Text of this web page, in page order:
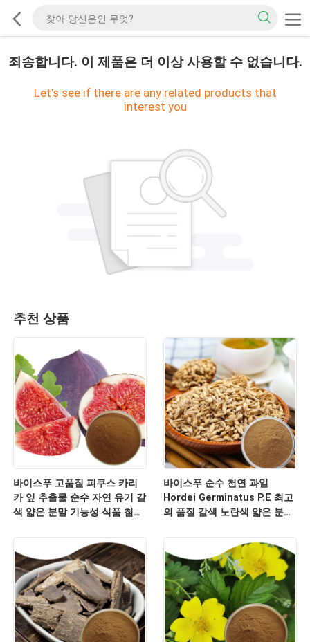
죄송합니다. 이 제품은 더 이상 사용할 수 없습니다.
Let's see if there are any related products that
interest you
추천 상품
바이스푸 고품질 피쿠스 카리
카 잎 추출물 순수 자연 유기 갈
색 얇은 분말 기능성 식품 첨가
바이스푸 순수 천연 과일
Hordei Germinatus P.E 최고
의 품질 갈색 노란색 얇은 분말